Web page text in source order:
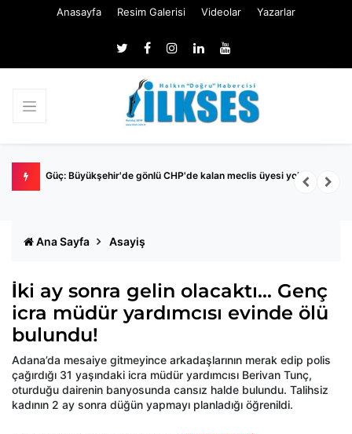
Anasayfa Resim Galerisi Videolar Yazarlar
Güç: Büyükşehir'de gönlü CHP'de kalan meclis üyesi yok
Ana Sayfa Asayiş
İki ay sonra gelin olacaktı... Genç
icra müdür yardımcısı evinde ölü
bulundu!
Adana’da mesaiye gitmeyince arkadaşlarının merak edip polis
çağırdığı 31 yaşındaki icra müdür yardımcısı Berivan Tunç,
oturduğu dairenin banyosunda cansız halde bulundu. Talihsiz
kadının 2 ay sonra düğün yapmayı planladığı öğrenildi.